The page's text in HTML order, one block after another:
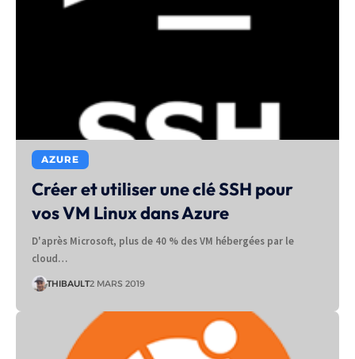
AZURE
Créer et utiliser une clé SSH pour
vos VM Linux dans Azure
D'après Microsoft, plus de 40 % des VM hébergées par le
cloud…
THIBAULT2 MARS 2019